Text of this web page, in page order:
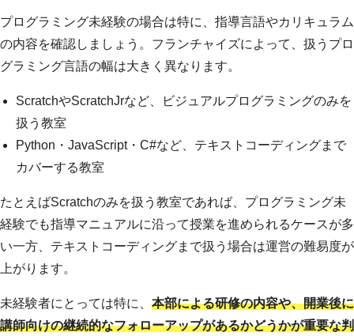
プログラミング未経験の場合は特に、指導言語やカリキュラム
の内容を確認しましょう。フランチャイズによって、扱うプロ
グラミング言語の幅は大きく異なります。
ScratchやScratchJrなど、ビジュアルプログラミングのみを
扱う教室
Python・JavaScript・C#など、テキストコーディングまで
カバーする教室
たとえばScratchのみを扱う教室であれば、プログラミング未
経験でも指導マニュアルに沿って授業を進められるケースが多
い一方、テキストコーディングまで扱う場合は運営の難易度が
上がります。
未経験者にとっては特に、 本部による研修の内容や、開業後に
講師向けの継続的なフォローアップがあるかどうかが重要な判